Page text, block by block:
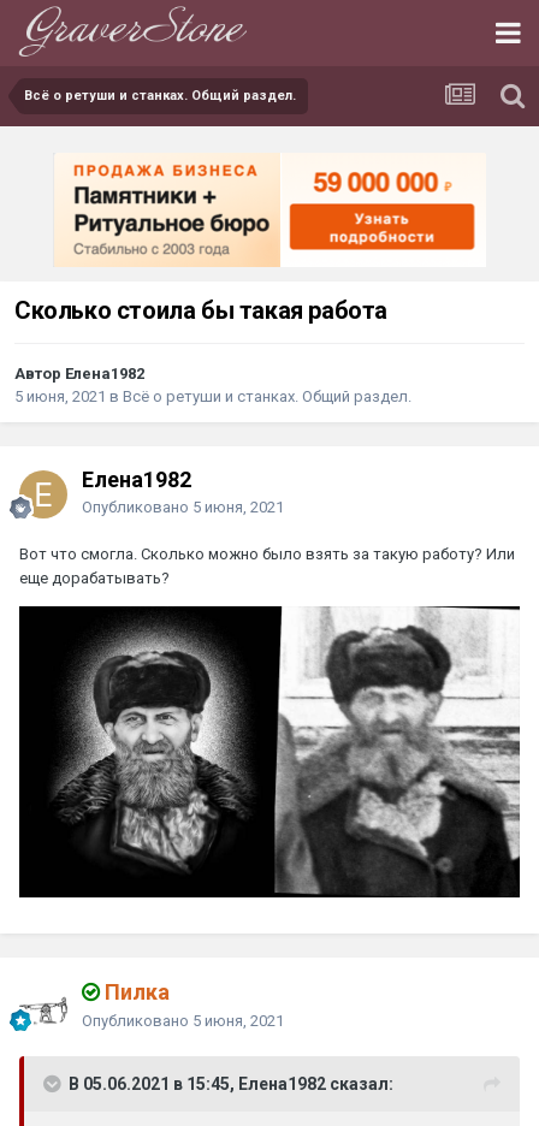
Всё о ретуши и станках. Общий раздел.
Сколько стоила бы такая работа
Автор Елена1982
5 июня, 2021 в Всё о ретуши и станках. Общий раздел.
Елена1982
Опубликовано 5 июня, 2021
Вот что смогла. Сколько можно было взять за такую работу? Или
еще дорабатывать?
Пилка
Опубликовано 5 июня, 2021
В 05.06.2021 в 15:45, Елена1982 сказал: